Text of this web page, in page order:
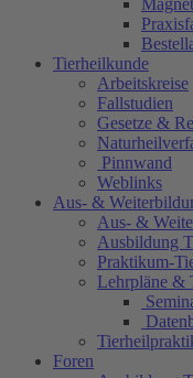
Tierheilkunde
Arbeitskreise
Fallstudien
Gesetze &
Pinnwand
Weblinks
Aus- &
Aus- &
Ausbildung
Praktikum-
Lehrpläne &
Foren